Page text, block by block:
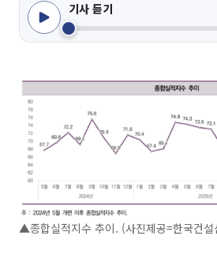
기사 듣기
▲종합실적지수 추이. (사진제공=한국건설